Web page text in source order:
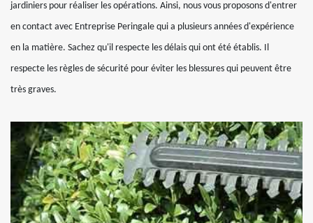
jardiniers pour réaliser les opérations. Ainsi, nous vous proposons d'entrer
en contact avec Entreprise Peringale qui a plusieurs années d'expérience
en la matière. Sachez qu'il respecte les délais qui ont été établis. Il
respecte les règles de sécurité pour éviter les blessures qui peuvent être
très graves.